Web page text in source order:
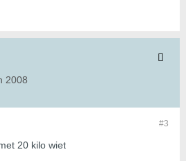
2008
#3
20 kilo wiet